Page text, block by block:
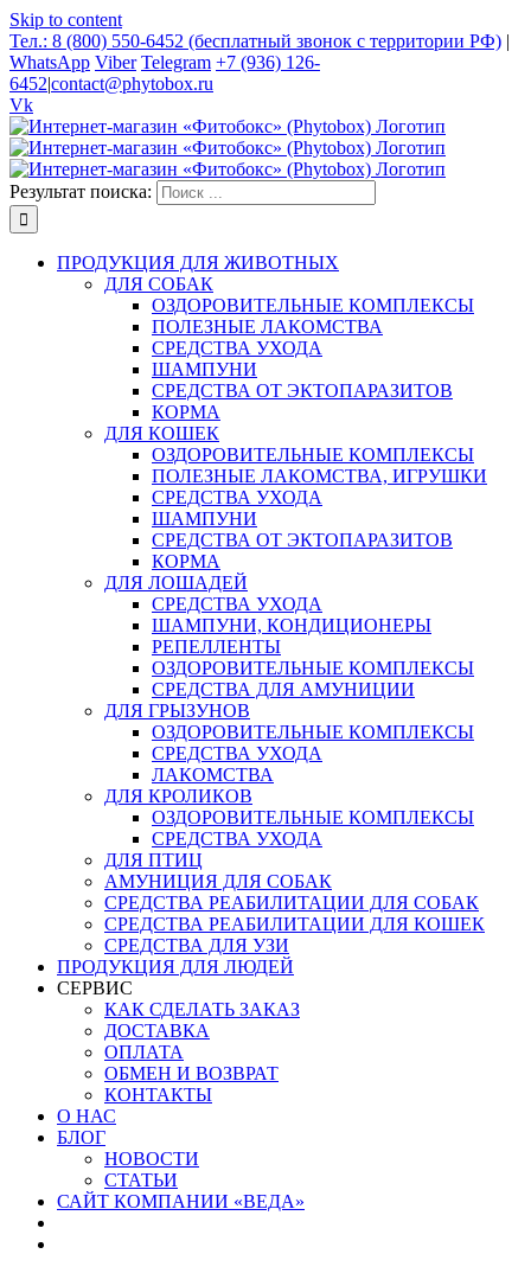
Skip to content
Тел.: 8 (800) 550-6452 (бесплатный звонок с территории РФ) |
WhatsApp Viber Telegram +7 (936) 126-
6452|contact@phytobox.ru
Vk
Результат поиска:
ПРОДУКЦИЯ ДЛЯ ЖИВОТНЫХ
ДЛЯ СОБАК
ОЗДОРОВИТЕЛЬНЫЕ КОМПЛЕКСЫ
ПОЛЕЗНЫЕ ЛАКОМСТВА
СРЕДСТВА УХОДА
ШАМПУНИ
СРЕДСТВА ОТ ЭКТОПАРАЗИТОВ
КОРМА
ДЛЯ КОШЕК
ОЗДОРОВИТЕЛЬНЫЕ КОМПЛЕКСЫ
ПОЛЕЗНЫЕ ЛАКОМСТВА, ИГРУШКИ
СРЕДСТВА УХОДА
ШАМПУНИ
СРЕДСТВА ОТ ЭКТОПАРАЗИТОВ
КОРМА
ДЛЯ ЛОШАДЕЙ
СРЕДСТВА УХОДА
ШАМПУНИ, КОНДИЦИОНЕРЫ
РЕПЕЛЛЕНТЫ
ОЗДОРОВИТЕЛЬНЫЕ КОМПЛЕКСЫ
СРЕДСТВА ДЛЯ АМУНИЦИИ
ДЛЯ ГРЫЗУНОВ
ОЗДОРОВИТЕЛЬНЫЕ КОМПЛЕКСЫ
СРЕДСТВА УХОДА
ЛАКОМСТВА
ДЛЯ КРОЛИКОВ
ОЗДОРОВИТЕЛЬНЫЕ КОМПЛЕКСЫ
СРЕДСТВА УХОДА
ДЛЯ ПТИЦ
АМУНИЦИЯ ДЛЯ СОБАК
СРЕДСТВА РЕАБИЛИТАЦИИ ДЛЯ СОБАК
СРЕДСТВА РЕАБИЛИТАЦИИ ДЛЯ КОШЕК
СРЕДСТВА ДЛЯ УЗИ
ПРОДУКЦИЯ ДЛЯ ЛЮДЕЙ
СЕРВИС
КАК СДЕЛАТЬ ЗАКАЗ
ДОСТАВКА
ОПЛАТА
ОБМЕН И ВОЗВРАТ
КОНТАКТЫ
О НАС
БЛОГ
НОВОСТИ
СТАТЬИ
САЙТ КОМПАНИИ «ВЕДА»